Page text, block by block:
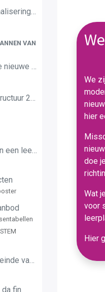
VAN
de derde graad
3de graad
de graad
fin
We
hier
doe
Wat
voor
Hier